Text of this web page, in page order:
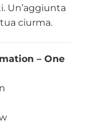
Un’aggiunta
ciurma.
– One